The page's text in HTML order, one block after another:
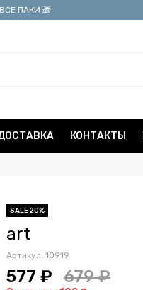
ПАКИ 🎁
КОНТАКТЫ
SALE 20%
art
Артикул: 10919
577 ₽ 679 ₽